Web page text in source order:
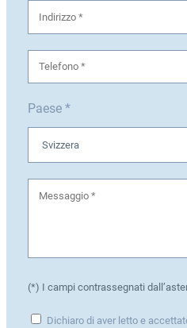
Paese *
(*) I campi contrassegnati
Dichiaro di aver letto e